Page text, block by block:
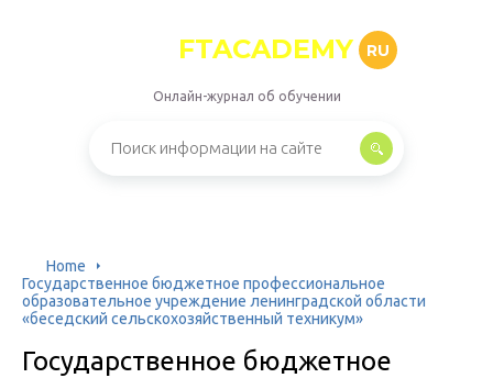
FTACADEMY RU
Онлайн-журнал об обучении
Home
Государственное бюджетное профессиональное
образовательное учреждение ленинградской области
«беседский сельскохозяйственный техникум»
Государственное бюджетное